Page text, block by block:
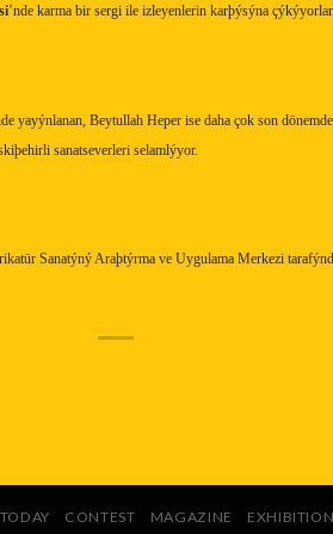
’nde karma bir sergi ile izleyenlerin karþýsýna çýkýyorlar.
yayýnlanan, Beytullah Heper ise daha çok son
sanatseverleri selamlýyor.
Sanatýný Araþtýrma ve Uygulama Merkezi
TODAY CONTEST MAGAZINE EXHIBITION